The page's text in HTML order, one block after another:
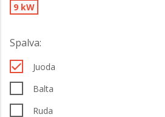
9 kW
Spalva:
Juoda
Balta
Ruda